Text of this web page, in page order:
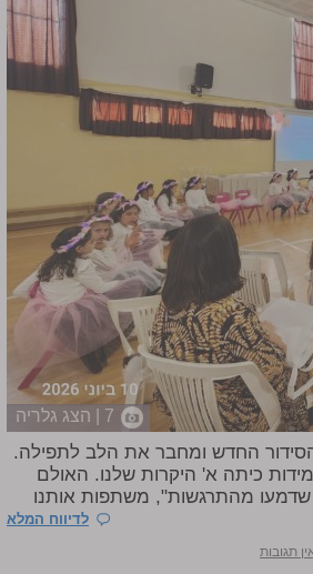
7 | הצג גלריה
החדש ומחבר את הלב לתפילה.
כיתה א' היקרות שלנו. האולם
מהתרגשות", משתפות אותנו
לדיווח המלא
תגובות